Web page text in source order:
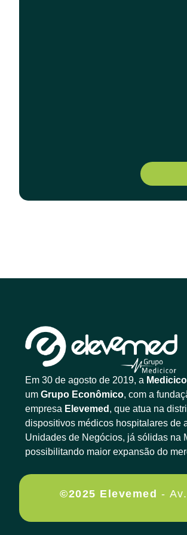
Em 30 de agosto de 2019, a
um Grupo Econômico, com a
empresa Elevemed , que atua na
dispositivos médicos hospitalares de
Unidades de Negócios, já sólidas na
possibilitando maior expansão do
©2025 Elevemed -